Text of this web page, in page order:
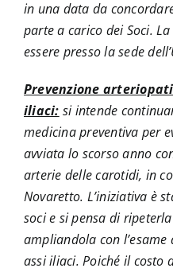
in una data da
parte a carico dei Soci.
essere presso la sede
Prevenzione
iliaci: si intende
medicina preventiva per
avviata lo scorso anno
arterie delle carotidi, in
Novaretto. L’iniziativa è
soci e si pensa di
ampliandola con
assi iliaci. Poiché il costo